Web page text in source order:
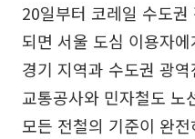
20일부터 코레일 수도
되면 서울 도심 이용자
경기 지역과 수도권 광
교통공사와 민자철도 노
모든 전철의 기준이 완